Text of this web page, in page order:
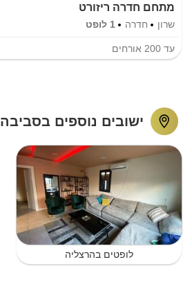
מתחם חדרה ריזורט
שרון חדרה 1 לופט
עד 200 אורחים
ישובים נוספים בסביבה
לופטים בהרצליה